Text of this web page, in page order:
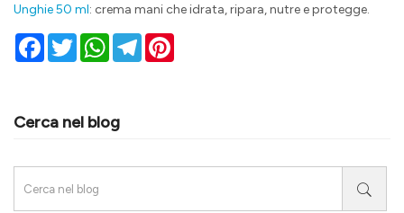
Cerca nel blog
Unghie 50 ml: crema mani che idrata, ripara, nutre e protegge.
Facebook
TwitterWhatsApp
Telegram